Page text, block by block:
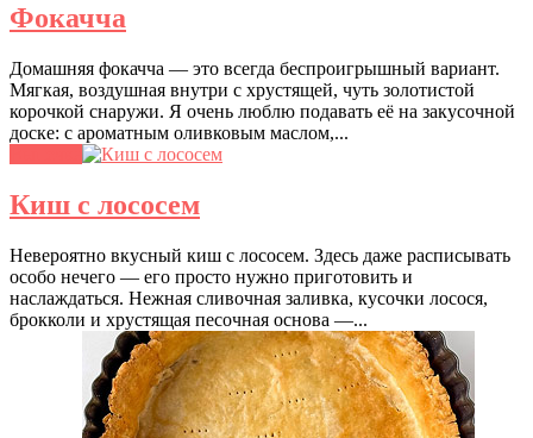
Фокачча
Домашняя фокачча — это всегда беспроигрышный вариант.
Мягкая, воздушная внутри с хрустящей, чуть золотистой
корочкой снаружи. Я очень люблю подавать её на закусочной
доске: с ароматным оливковым маслом,...
Киш с лососем
Невероятно вкусный киш с лососем. Здесь даже расписывать
особо нечего — его просто нужно приготовить и
наслаждаться. Нежная сливочная заливка, кусочки лосося,
брокколи и хрустящая песочная основа —...